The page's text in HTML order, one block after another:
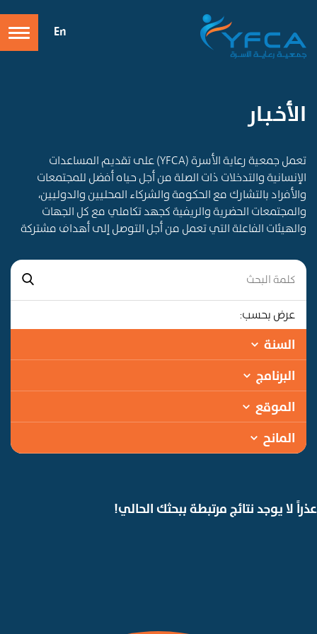
En
الأخـبـار
تعمل جمعية رعاية الأسرة (YFCA) على تقديم المساعدات
الإنسانية والتدخلات ذات الصلة من أجل حياه أفضل للمجتمعات
والأفراد بالتشارك مع الحكومة والشركاء المحليين والدوليين،
والمجتمعات الحضرية والريفية كجهد تكاملي مع كل الجهات
والهيئات الفاعلة التي تعمل من أجل التوصل إلى أهداف مشتركة
عرض بحسب:
السنة
البرنامج
الموقع
المانح
عذراً لا يوجد نتائج مرتبطة ببحثك الحالي!